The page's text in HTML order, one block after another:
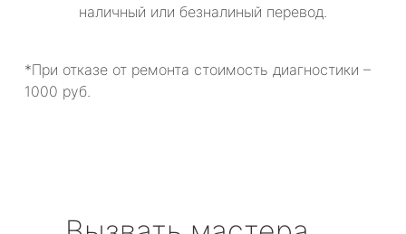
наличный или безналиный перевод.
*При отказе от ремонта стоимость диагностики –
1000 руб.